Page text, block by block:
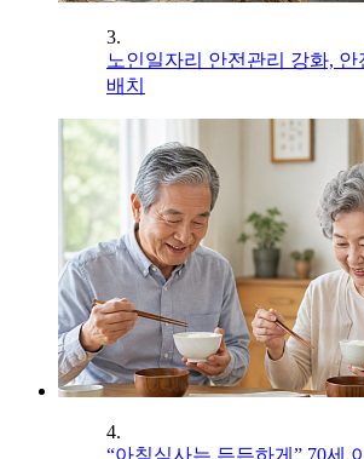
3.
노인일자리 안전관리 강화, 안
배치
4.